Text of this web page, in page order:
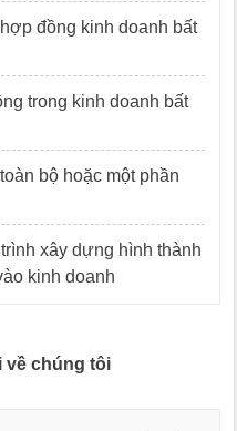
đồng kinh doanh bất
trong kinh doanh bất
bộ hoặc một phần
xây dựng hình thành
kinh doanh
về chúng tôi